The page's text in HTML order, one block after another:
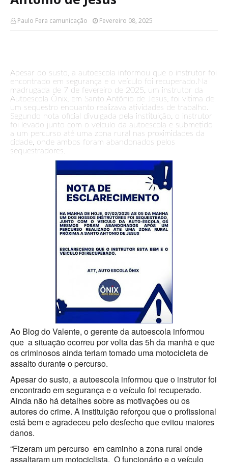
Paulo Fera camunicação Fevereiro 08, 2025
Apesar do susto, a autoescola informou que o instrutor foi
encontrado em segurança e o veículo foi recuperado.Na
madrugada de 7 de fevereiro de 2025, um instrutor da
Autoescola Ônix, em Santo Antônio de Jesus, foi vítima de
um sequestro enquanto realizava atividades de trabalho.
Segundo nota oficial divulgada pela instituição, o instrutor
foi levado junto com o veículo da autoescola e submetido
a um percurso até uma zona rural nas proximidades da
cidade, onde ambos foram abandonados pelos
sequestradores.
Ao Blog do Valente, o gerente da autoescola informou
que a situação ocorreu por volta das 5h da manhã e que
os criminosos ainda teriam tomado uma motocicleta de
assalto durante o percurso.
Apesar do susto, a autoescola informou que o instrutor foi
encontrado em segurança e o veículo foi recuperado.
Ainda não há detalhes sobre as motivações ou os
autores do crime. A instituição reforçou que o profissional
está bem e agradeceu pelo desfecho que evitou maiores
danos.
“Fizeram um percurso em caminho a zona rural onde
assaltaram um motociclista. O funcionário e o veículo